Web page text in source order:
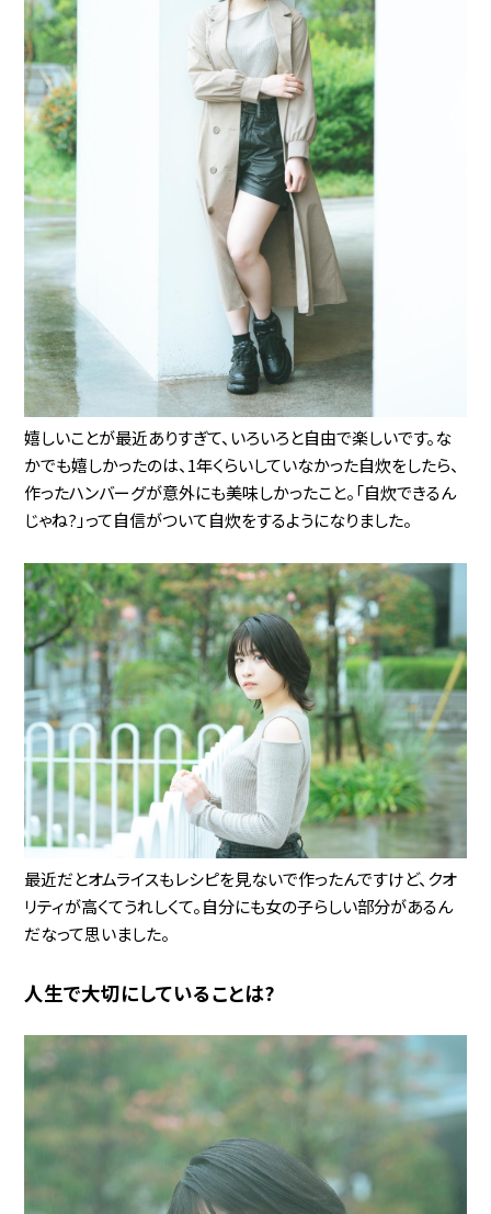
嬉しいことが最近ありすぎて、いろいろと自由で楽しいです。な
かでも嬉しかったのは、1年くらいしていなかった自炊をしたら、
作ったハンバーグが意外にも美味しかったこと。「自炊できるん
じゃね?」って自信がついて自炊をするようになりました。
最近だとオムライスもレシピを見ないで作ったんですけど、クオ
リティが高くてうれしくて。自分にも女の子らしい部分があるん
だなって思いました。
人生で大切にしていることは?